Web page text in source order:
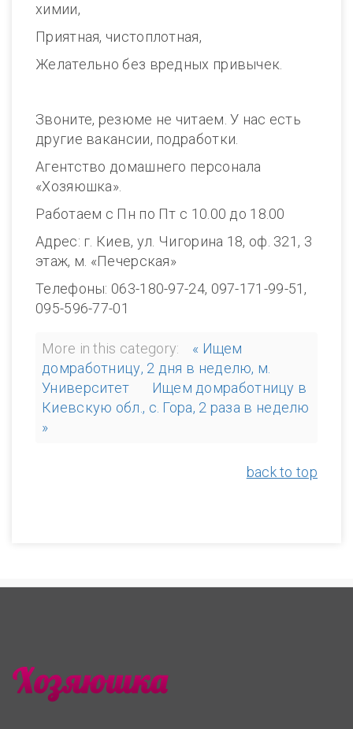
химии,
Приятная, чистоплотная,
Желательно без вредных привычек.
Звоните, резюме не читаем. У нас есть
другие вакансии, подработки.
Агентство домашнего персонала
«Хозяюшка».
Работаем с Пн по Пт с 10.00 до 18.00
Адрес: г. Киев, ул. Чигорина 18, оф. 321, 3
этаж, м. «Печерская»
Телефоны: 063-180-97-24, 097-171-99-51,
095-596-77-01
More in this category:
« Ищем
домработницу, 2 дня в неделю, м.
Университет
Ищем домработницу в
Киевскую обл., с. Гора, 2 раза в неделю
»
back to top